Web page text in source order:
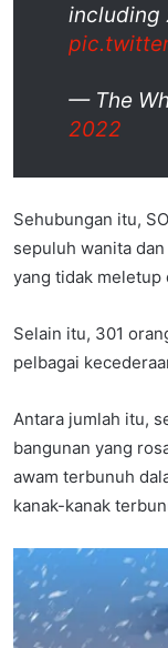
including
— The
2022
Sehubungan itu,
sepuluh wanita
yang tidak meletup
Selain itu, 301
pelbagai
Antara jumlah itu,
bangunan yang
awam terbunuh
kanak-kanak